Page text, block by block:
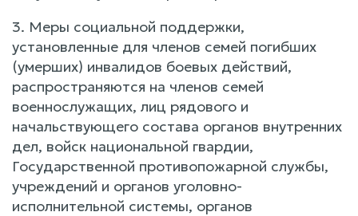
3. Меры социальной поддержки,
установленные для членов семей погибших
(умерших) инвалидов боевых действий,
распространяются на членов семей
военнослужащих, лиц рядового и
начальствующего состава органов внутренних
дел, войск национальной гвардии,
Государственной противопожарной службы,
учреждений и органов уголовно-
исполнительной системы, органов